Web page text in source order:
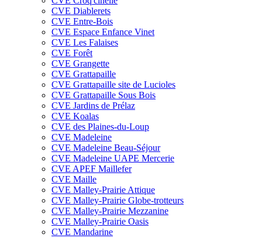
CVE Diablerets
CVE Entre-Bois
CVE Espace Enfance Vinet
CVE Les Falaises
CVE Forêt
CVE Grangette
CVE Grattapaille
CVE Grattapaille site de Lucioles
CVE Grattapaille Sous Bois
CVE Jardins de Prélaz
CVE Koalas
CVE des Plaines-du-Loup
CVE Madeleine
CVE Madeleine Beau-Séjour
CVE Madeleine UAPE Mercerie
CVE APEF Maillefer
CVE Maille
CVE Malley-Prairie Attique
CVE Malley-Prairie Globe-trotteurs
CVE Malley-Prairie Mezzanine
CVE Malley-Prairie Oasis
CVE Mandarine